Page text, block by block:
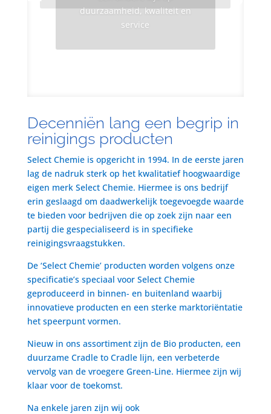
duurzaamheid, kwaliteit en
service
Decenniën lang een begrip in
reinigings producten
Select Chemie is opgericht in 1994. In de eerste jaren
lag de nadruk sterk op het kwalitatief hoogwaardige
eigen merk Select Chemie. Hiermee is ons bedrijf
erin geslaagd om daadwerkelijk toegevoegde waarde
te bieden voor bedrijven die op zoek zijn naar een
partij die gespecialiseerd is in specifieke
reinigingsvraagstukken.
De ‘Select Chemie’ producten worden volgens onze
specificatie’s speciaal voor Select Chemie
geproduceerd in binnen- en buitenland waarbij
innovatieve producten en een sterke marktoriëntatie
het speerpunt vormen.
Nieuw in ons assortiment zijn de Bio producten, een
duurzame Cradle to Cradle lijn, een verbeterde
vervolg van de vroegere Green-Line. Hiermee zijn wij
klaar voor de toekomst.
Na enkele jaren zijn wij ook